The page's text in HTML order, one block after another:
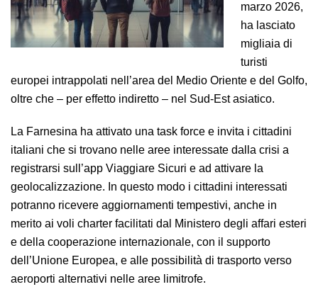
marzo 2026,
ha lasciato
migliaia di
turisti
europei intrappolati nell’area del Medio Oriente e del Golfo,
oltre che – per effetto indiretto – nel Sud-Est asiatico.
La Farnesina ha attivato una task force e invita i cittadini
italiani che si trovano nelle aree interessate dalla crisi a
registrarsi sull’app Viaggiare Sicuri e ad attivare la
geolocalizzazione. In questo modo i cittadini interessati
potranno ricevere aggiornamenti tempestivi, anche in
merito ai voli charter facilitati dal Ministero degli affari esteri
e della cooperazione internazionale, con il supporto
dell’Unione Europea, e alle possibilità di trasporto verso
aeroporti alternativi nelle aree limitrofe.